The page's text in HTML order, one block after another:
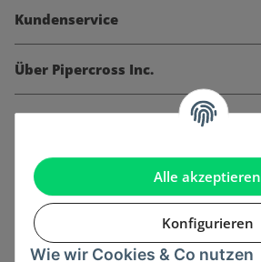
Alle akzeptieren
Konfigurieren
Wie wir Cookies & Co nutzen
Kundenservice
Über Pipercross Inc.
Informationen
Gesetzliche Informationen